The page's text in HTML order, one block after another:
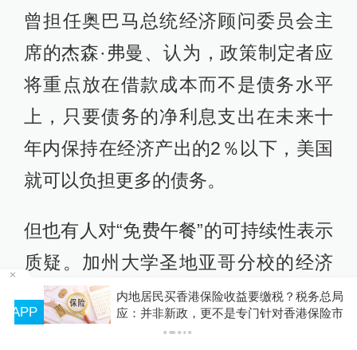
曾担任奥巴马总统经济顾问委员会主
席的杰森·弗曼、认为，政策制定者应
将重点放在借款成本而不是债务水平
上，只要债务的净利息支出在未来十
年内保持在经济产出的2％以下，美国
就可以负担更多的债务。
但也有人对“免费午餐”的可持续性表示
质疑。加州大学圣地亚哥分校的经济
学家瓦莱丽·拉米（Valerie Ramey）认
为，随着时间的推移，利率和经济增
内地居民买香港保险收益要缴税？税务总局回
应：并非新政，更不是专门针对香港保险市场，